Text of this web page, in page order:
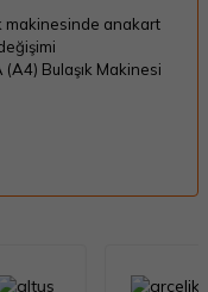
makinesinde anakart
Bulaşık Makinesi